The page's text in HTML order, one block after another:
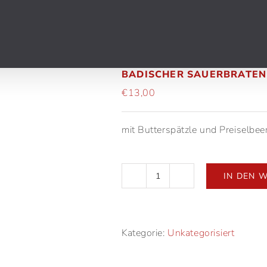
BADISCHER SAUERBRATEN
€13,00
mit Butterspätzle und
Badischer
Sauerbraten
IN DEN
Kategorie: Unkategorisiert